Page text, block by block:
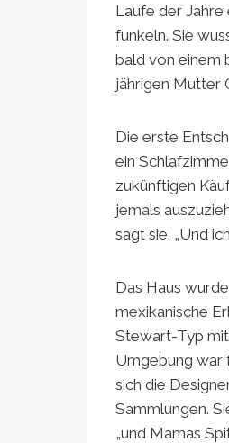
Laufe der Jahre
funkeln. Sie
bald von einem
jährigen Mutter
Die erste
ein
zukünftigen
jemals
sagt sie. „Und
Das Haus
mexikanische
Stewart-Typ mit
Umgebung war
sich die
Sammlungen.
„und Mamas